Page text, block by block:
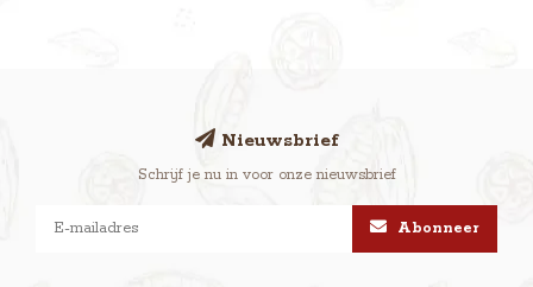
Nieuwsbrief
Schrijf je nu in voor onze nieuwsbrief
Abonneer